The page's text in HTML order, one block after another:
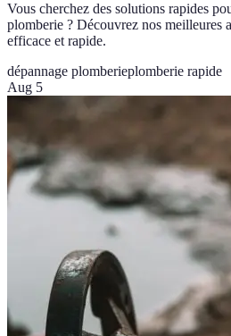
Vous cherchez des solutions rapides
plomberie ? Découvrez nos meilleures
efficace et rapide.
dépannage plomberieplomberie rapide
Aug 5